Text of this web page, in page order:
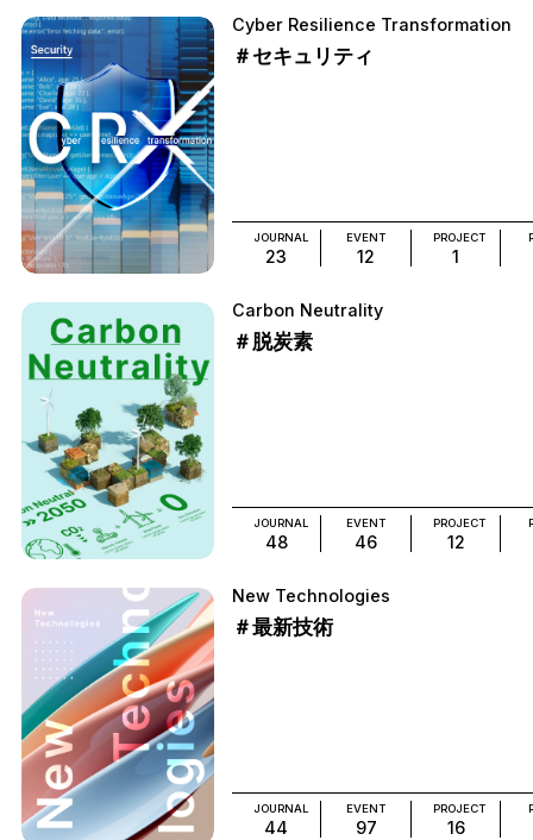
Cyber Resilience Transformation
＃セキュリティ
JOURNAL
23
EVENT
12
PROJECT
1
Carbon Neutrality
＃脱炭素
JOURNAL
48
EVENT
46
PROJECT
12
New Technologies
＃最新技術
JOURNAL
44
EVENT
97
PROJECT
16